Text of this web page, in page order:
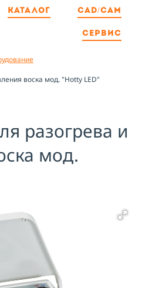
и даю согласие
персональных данных
КАТАЛОГ CAD/CAM
СЕРВИС
воска мод. "Hotty LED"
разогрева и
мод.